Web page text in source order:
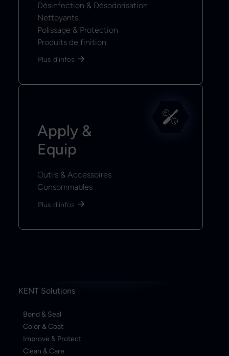
Désinfection & Désodorisation
Nettoyants
Polissage & Protection
Produits de finition
Plus d'infos
Apply &
Equip
Outils & Accessoires
Consommables
Plus d'infos
KENT Solutions
Bond & Seal
Color & Coat
Improve & Protect
Clean & Care